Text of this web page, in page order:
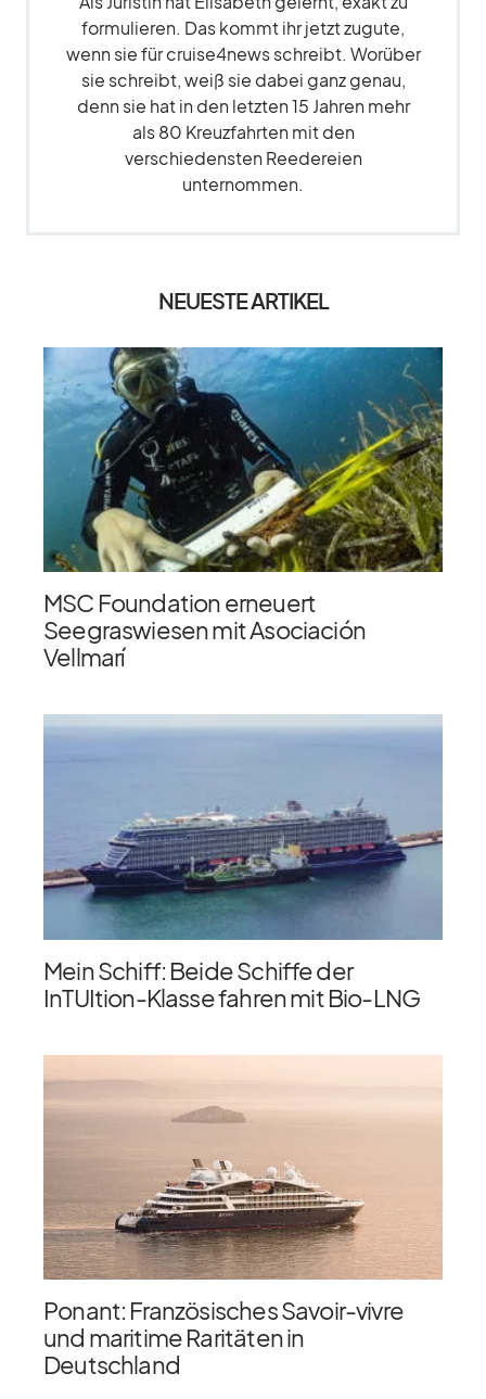
formulieren. Das kommt ihr jetzt zugute,
wenn sie für cruise4news schreibt. Worüber
sie schreibt, weiß sie dabei ganz genau,
denn sie hat in den letzten 15 Jahren mehr
als 80 Kreuzfahrten mit den
verschiedensten Reedereien
unternommen.
NEUESTE ARTIKEL
MSC Foundation erneuert
Seegraswiesen mit Asociación
Vellmarí
Mein Schiff: Beide Schiffe der
InTUItion-Klasse fahren mit Bio-LNG
Ponant: Französisches Savoir-vivre
und maritime Raritäten in
Deutschland